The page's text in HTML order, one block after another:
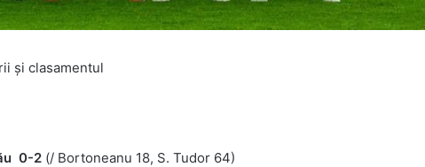
și clasamentul
0-2 (/ Bortoneanu 18, S. Tudor 64)